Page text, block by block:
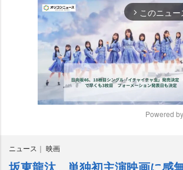
arrow_forward_ios このニュ
Powered by
ニュース 映画